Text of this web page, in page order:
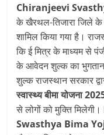
Chiranjeevi
के खैरथल-तिजारा जिले के
शामिल किया गया है।
कि ई मित्र के माध्यम से
के आवेदन शुल्क का
शुल्क राजस्थान सरकार
स्‍वास्‍थ्‍य बीमा योजना
से लोगों को मुक्ति मिलेगी।
Swasthya Bima